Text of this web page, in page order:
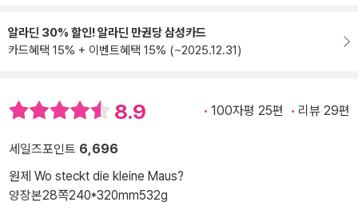
알라딘 30% 할인! 알라딘 만권당 삼성카드
카드혜택 15% + 이벤트혜택 15% (~2025.12.31)
8.9 100자평 25편 리뷰 29편
세일즈포인트 6,696
원제 Wo steckt die kleine Maus?
양장본28쪽240*320mm532g